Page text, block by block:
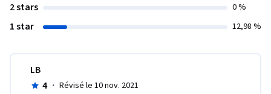
2 stars 0 %
1 star 12,98 %
LB
4 · Révisé le 10 nov. 2021